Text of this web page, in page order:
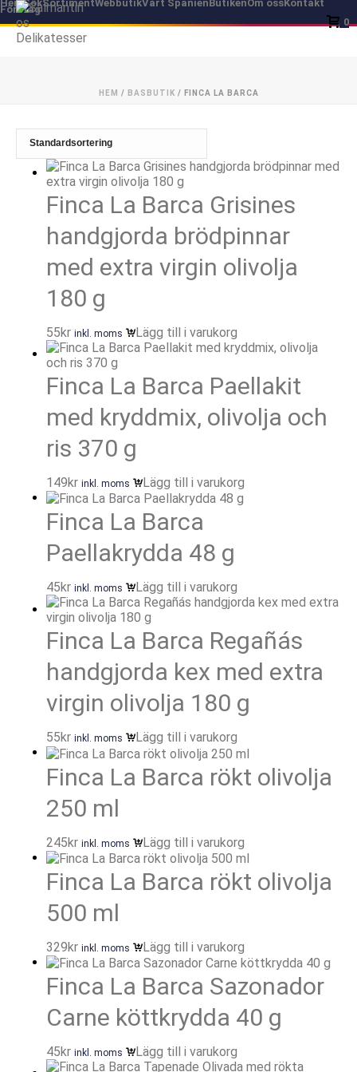
HemSökSortimentWebbutikVårt Spanien ButikenOm oss Kontakt
Företag
0
HEM / BASBUTIK / FINCA LA BARCA
Finca La Barca Grisines
handgjorda brödpinnar
med extra virgin olivolja
180 g
55kr inkl. moms Lägg till i varukorg
Finca La Barca Paellakit
med kryddmix, olivolja och
ris 370 g
149kr inkl. moms Lägg till i varukorg
Finca La Barca
Paellakrydda 48 g
45kr inkl. moms Lägg till i varukorg
Finca La Barca Regañás
handgjorda kex med extra
virgin olivolja 180 g
55kr inkl. moms Lägg till i varukorg
Finca La Barca rökt olivolja
250 ml
245kr inkl. moms Lägg till i varukorg
Finca La Barca rökt olivolja
500 ml
329kr inkl. moms Lägg till i varukorg
Finca La Barca Sazonador
Carne köttkrydda 40 g
45kr inkl. moms Lägg till i varukorg